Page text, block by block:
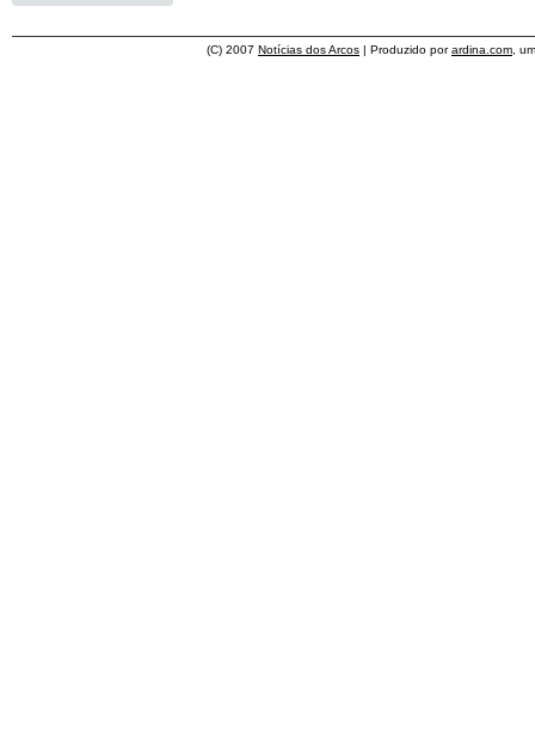
(C) 2007 Notícias dos Arcos | Produzido porardina.com ,